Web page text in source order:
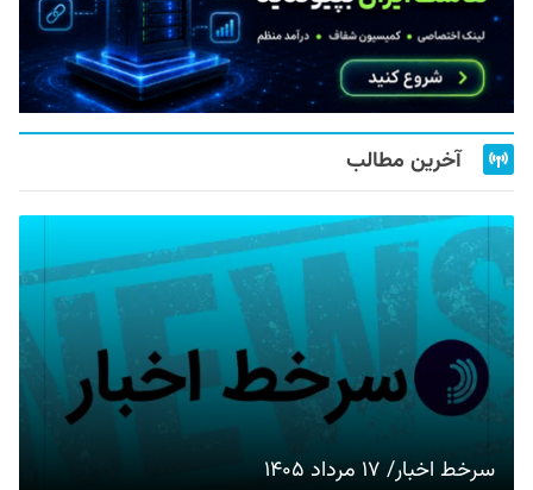
آخرین مطالب
سرخط اخبار/ ۱۷ مرداد ۱۴۰۵